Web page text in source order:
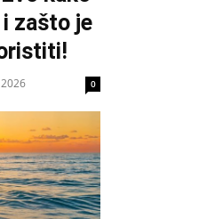
zašto je
0